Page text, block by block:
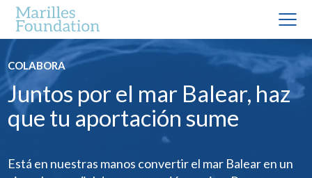
COLABORA
Juntos por el mar Balear, haz
que tu aportación sume
Está en nuestras manos convertir el mar Balear en un